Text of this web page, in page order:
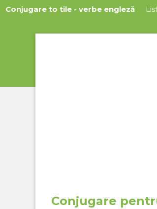
Conjugare to tile - verbe engleză
Conjugare